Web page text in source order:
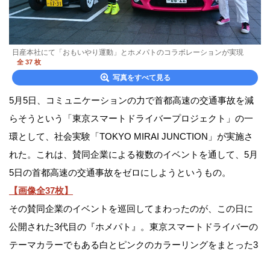
日産本社にて「おもいやり運動」とホメパトのコラボレーションが実現
全 37 枚
写真をすべて見る
5月5日、コミュニケーションの力で首都高速の交通事故を減
らそうという「東京スマートドライバープロジェクト」の一
環として、社会実験「TOKYO MIRAI JUNCTION」が実施さ
れた。これは、賛同企業による複数のイベントを通して、5月
5日の首都高速の交通事故をゼロにしようというもの。
【画像全37枚】
その賛同企業のイベントを巡回してまわったのが、この日に
公開された3代目の『ホメパト』。東京スマートドライバーの
テーマカラーでもある白とピンクのカラーリングをまとった3